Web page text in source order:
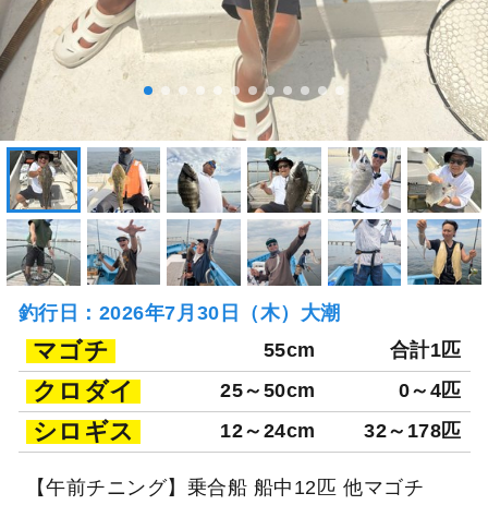
釣行日：2026年7月30日（木）大潮
マゴチ 55cm 合計1匹
クロダイ 25～50cm 0～4匹
シロギス 12～24cm 32～178匹
【午前チニング】乗合船 船中12匹 他マゴチ